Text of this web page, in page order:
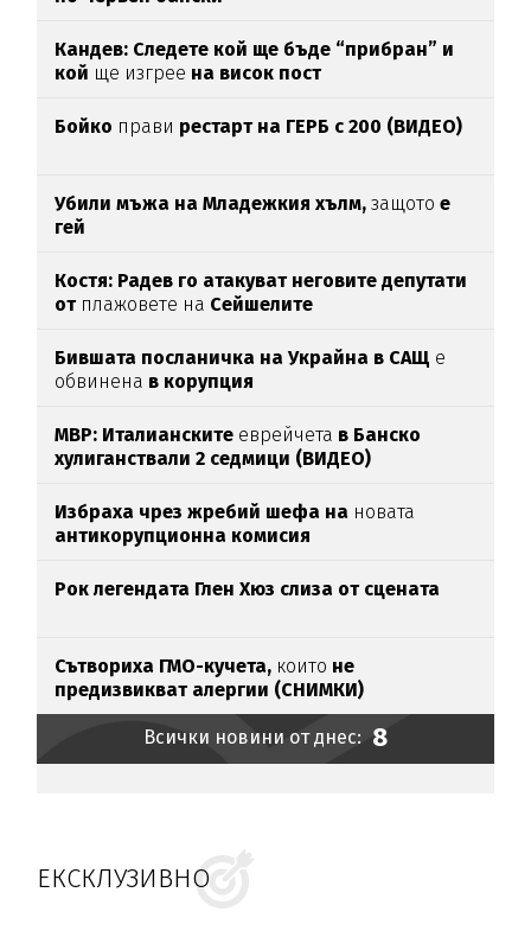
Кандев: Следете кой ще бъде “прибран” и
кой ще изгрее на висок пост
Бойко прави рестарт на ГЕРБ с 200 (ВИДЕО)
Убили мъжа на Младежкия хълм,защото е
гей
Костя: Радев го атакуват неговите депутати
отплажовете на Сейшелите
Бившата посланичка на Украйна в САЩ е
обвинена в корупция
МВР: Италианските еврейчета в Банско
хулиганствали 2 седмици (ВИДЕО)
Избраха чрез жребий шефа на новата
антикорупционна комисия
Рок легендата Глен Хюз слиза от сцената
Сътвориха ГМО-кучета, които не
предизвикват алергии (СНИМКИ)
Всички новини от днес: 8
ЕКСКЛУЗИВНО